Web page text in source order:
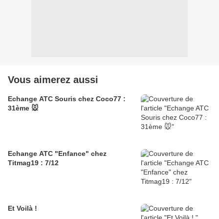
Vous aimerez aussi
Echange ATC Souris chez Coco77 :
31ème 🐭
Echange ATC "Enfance" chez
Titmag19 : 7/12
Et Voilà !